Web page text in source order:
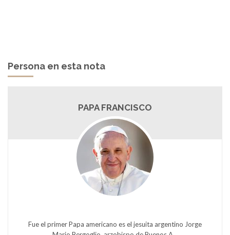
Persona en esta nota
PAPA FRANCISCO
Fue el primer Papa americano es el jesuita argentino Jorge